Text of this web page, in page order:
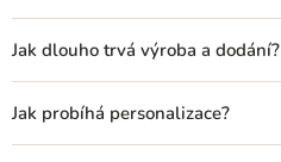
Jak dlouho trvá výroba a dodání?
Jak probíhá personalizace?